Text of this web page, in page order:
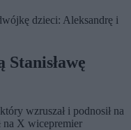
dzieci: Aleksandrę i
wzruszał i podnosił na
na X wicepremier